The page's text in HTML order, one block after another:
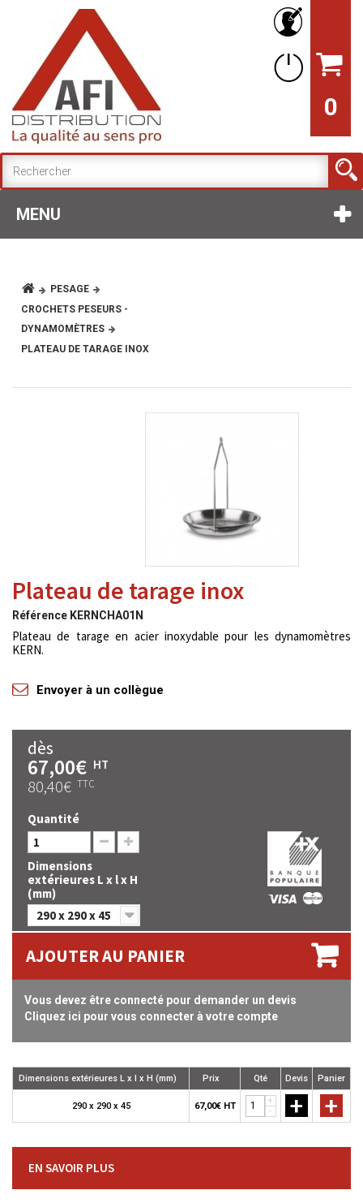
0
MENU
PESAGE
CROCHETS PESEURS -
DYNAMOMÈTRES
PLATEAU DE TARAGE INOX
Plateau de tarage inox
Référence KERNCHA01N
Plateau de tarage en acier inoxydable pour les dynamomètres
KERN.
Envoyer à un collègue
dès
67,00€ HT
80,40€ TTC
Quantité
Dimensions
extérieures L x l x H
(mm)
290 x 290 x 45
AJOUTER AU PANIER
Vous devez être connecté pour demander un devis
Cliquez ici pour vous connecter à votre compte
Dimensions extérieures L x l x H (mm) Prix Qté Devis Panier
290 x 290 x 45 67,00€ HT
+
-
+ +
EN SAVOIR PLUS